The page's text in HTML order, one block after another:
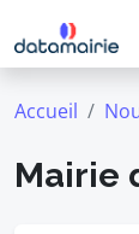
Accueil
Mairie